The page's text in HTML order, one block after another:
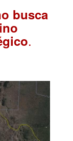
busca
.